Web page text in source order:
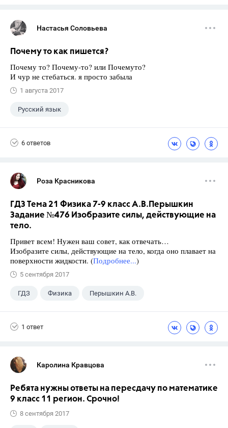
Настасья Соловьева
Почему то как пишется?
Почему то? Почему-то? или Почемуто?
И чур не стебаться. я просто забыла
1 августа 2017
Русский язык
6 ответов
Роза Красникова
ГДЗ Тема 21 Физика 7-9 класс А.В.Перышкин
Задание №476 Изобразите силы, действующие на
тело.
Привет всем! Нужен ваш совет, как отвечать…
Изобразите силы, действующие на тело, когда оно плавает на
поверхности жидкости. (Подробнее...)
5 сентября 2017
ГДЗ Физика Перышкин А.В.
1 ответ
Каролина Кравцова
Ребята нужны ответы на пересдачу по математике
9 класс 11 регион. Срочно!
8 сентября 2017